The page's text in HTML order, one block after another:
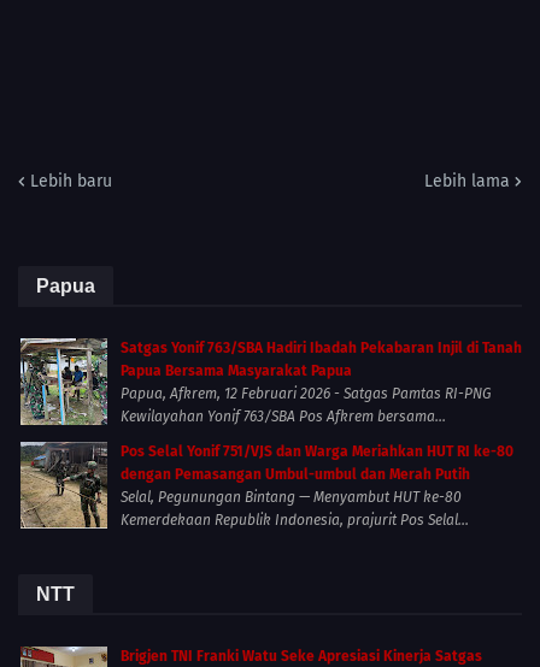
Lebih baru Lebih lama
Papua
Satgas Yonif 763/SBA Hadiri Ibadah Pekabaran Injil di Tanah
Papua Bersama Masyarakat Papua
Papua, Afkrem, 12 Februari 2026 - Satgas Pamtas RI-PNG
Kewilayahan Yonif 763/SBA Pos Afkrem bersama...
Pos Selal Yonif 751/VJS dan Warga Meriahkan HUT RI ke-80
dengan Pemasangan Umbul-umbul dan Merah Putih
Selal, Pegunungan Bintang — Menyambut HUT ke-80
Kemerdekaan Republik Indonesia, prajurit Pos Selal...
NTT
Brigjen TNI Franki Watu Seke Apresiasi Kinerja Satgas